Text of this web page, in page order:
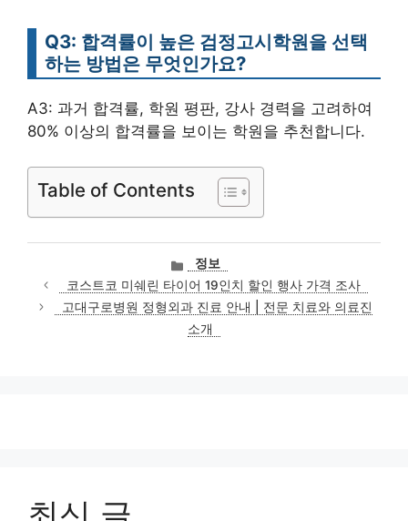
Q3: 합격률이 높은 검정고시학원을 선택
하는 방법은 무엇인가요?
A3: 과거 합격률, 학원 평판, 강사 경력을 고려하여
80% 이상의 합격률을 보이는 학원을 추천합니다.
Table of Contents
카
테
고
리
정보
코스트코 미쉐린 타이어 19인치 할인 행사 가격 조사
고대구로병원 정형외과 진료 안내 | 전문 치료와 의료진
소개